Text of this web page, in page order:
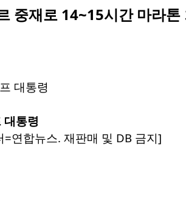
중재로 14~15시간 마라
대통령
=연합뉴스. 재판매 및 DB 금지]